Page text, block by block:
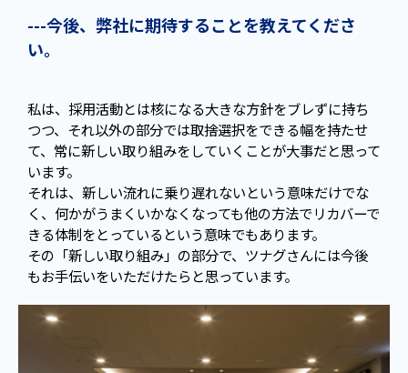
---今後、弊社に期待することを教えてくださ
い。
私は、採用活動とは核になる大きな方針をブレずに持ち
つつ、それ以外の部分では取捨選択をできる幅を持たせ
て、常に新しい取り組みをしていくことが大事だと思って
います。
それは、新しい流れに乗り遅れないという意味だけでな
く、何かがうまくいかなくなっても他の方法でリカバーで
きる体制をとっているという意味でもあります。
その「新しい取り組み」の部分で、ツナグさんには今後
もお手伝いをいただけたらと思っています。